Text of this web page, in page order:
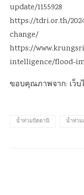
update/1155928
https://tdri.or.th/
change/
https://
intelligence/flood-
ขอบคุณภาพจาก: เว็บ
น้ำท่วมปัตตานี น้ำท่วม